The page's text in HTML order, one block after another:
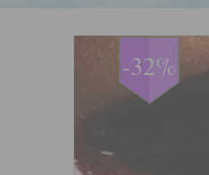
-33%